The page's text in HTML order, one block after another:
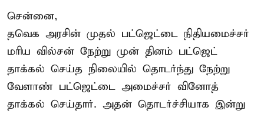
சென்னை,
தவெக அரசின் முதல் பட்ஜெட்டை நிதியமைச்சர்
மரிய வில்சன் நேற்று முன் தினம் பட்ஜெட்
தாக்கல் செய்த நிலையில் தொடர்ந்து நேற்று
வேளாண் பட்ஜெட்டை அமைச்சர் வினோத்
தாக்கல் செய்தார். அதன் தொடர்ச்சியாக இன்று